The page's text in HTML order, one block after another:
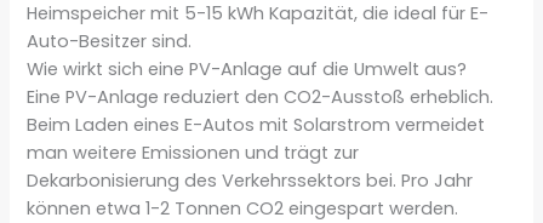
Heimspeicher mit 5-15 kWh Kapazität, die ideal für E-
Auto-Besitzer sind.
Wie wirkt sich eine PV-Anlage auf die Umwelt aus?
Eine PV-Anlage reduziert den CO2-Ausstoß erheblich.
Beim Laden eines E-Autos mit Solarstrom vermeidet
man weitere Emissionen und trägt zur
Dekarbonisierung des Verkehrssektors bei. Pro Jahr
können etwa 1-2 Tonnen CO2 eingespart werden.